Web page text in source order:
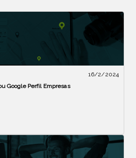
16/2/2024
Google Perfil Empresas